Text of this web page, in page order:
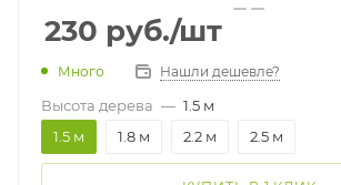
230 руб./шт
Много Нашли дешевле?
Высота дерева — 1.5 м
1.5 м
1.8 м 2.2 м 2.5 м